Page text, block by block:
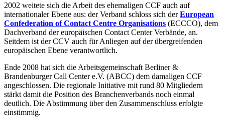
2002 weitete sich die Arbeit des ehemaligen CCF auch auf
internationaler Ebene aus: der Verband schloss sich derEuropean
Confederation of Contact Centre Organisations (ECCCO), dem
Dachverband der europäischen Contact Center Verbände, an.
Seitdem ist der CCV auch für Anliegen auf der übergreifenden
europäischen Ebene verantwortlich.
Ende 2008 hat sich die Arbeitsgemeinschaft Berliner &
Brandenburger Call Center e.V. (ABCC) dem damaligen CCF
angeschlossen. Die regionale Initiative mit rund 80 Mitgliedern
stärkt damit die Position des Branchenverbands noch einmal
deutlich. Die Abstimmung über den Zusammenschluss erfolgte
einstimmig.